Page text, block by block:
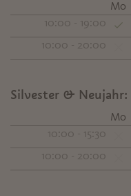
Mo
10:00 - 19:00
10:00 - 20:00
Silvester & Neujahr:
Mo
10:00 - 15:30
10:00 - 20:00